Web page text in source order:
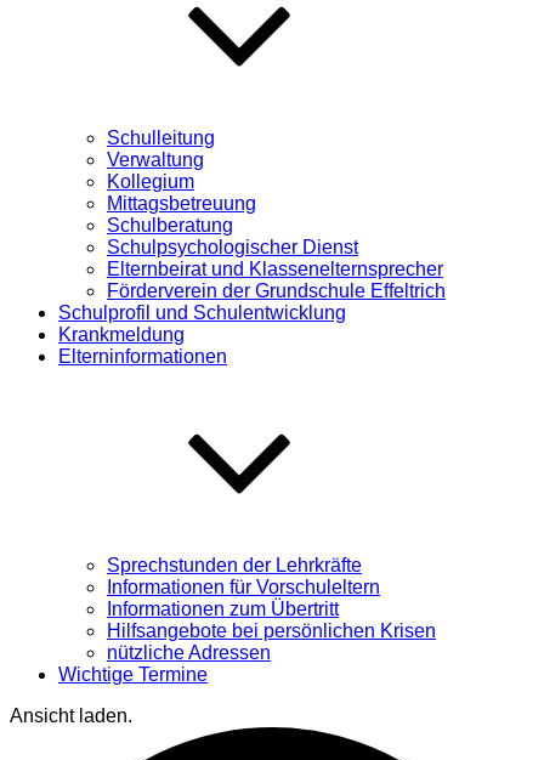
Schulleitung
Verwaltung
Kollegium
Mittagsbetreuung
Schulberatung
Schulpsychologischer Dienst
Elternbeirat und Klassenelternsprecher
Förderverein der Grundschule Effeltrich
Schulprofil und Schulentwicklung
Krankmeldung
Elterninformationen
Sprechstunden der Lehrkräfte
Informationen für Vorschuleltern
Informationen zum Übertritt
Hilfsangebote bei persönlichen Krisen
nützliche Adressen
Wichtige Termine
Ansicht laden.